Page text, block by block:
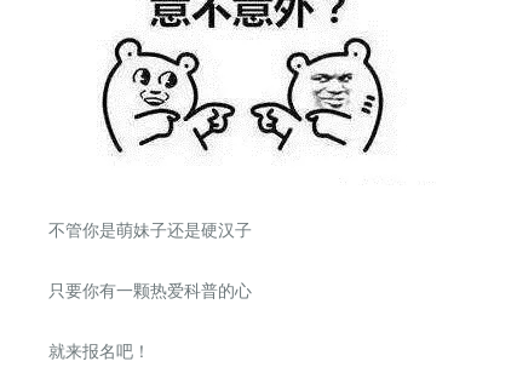
不管你是萌妹子还是硬汉子
只要你有一颗热爱科普的心
就来报名吧！